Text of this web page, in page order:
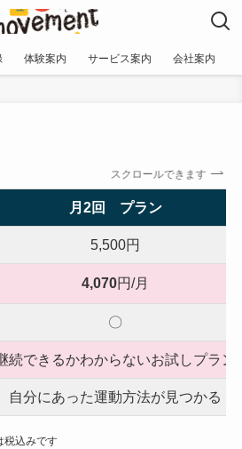
体験案内 サービス案内 会社案内
スクロールできます
月2回 プラン
5,500円
4,070円/月
〇
続できるかわからないお試しプラン
自分にあった運動方法が見つかる
税込みです